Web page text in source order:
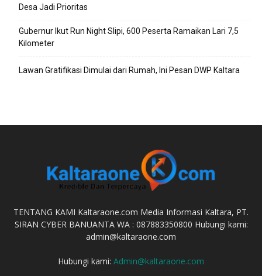
Desa Jadi Prioritas
Gubernur Ikut Run Night Slipi, 600 Peserta Ramaikan Lari 7,5
Kilometer
Lawan Gratifikasi Dimulai dari Rumah, Ini Pesan DWP Kaltara
TENTANG KAMI Kaltaraone.com Media Informasi Kaltara, PT.
SIRAN CYBER BANUANTA WA : 087883350800 Hubungi kami:
admin@kaltaraone.com
Hubungi kami: Admin@kaltaraone.com